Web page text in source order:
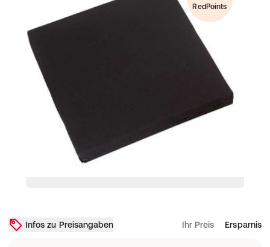
RedPoints
Infos zu Preisangaben Ihr Preis Ersparnis